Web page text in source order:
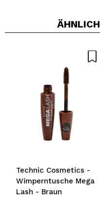
Technic Cosmetics -
Wimperntusche Mega
Lash - Braun